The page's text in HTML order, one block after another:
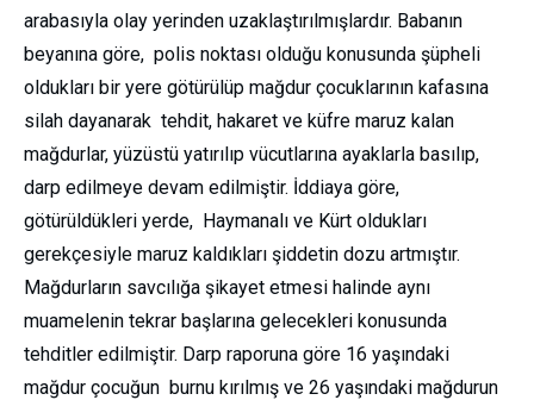
arabasıyla olay yerinden uzaklaştırılmışlardır. Babanın
beyanına göre, polis noktası olduğu konusunda şüpheli
oldukları bir yere götürülüp mağdur çocuklarının kafasına
silah dayanarak tehdit, hakaret ve küfre maruz kalan
mağdurlar, yüzüstü yatırılıp vücutlarına ayaklarla basılıp,
darp edilmeye devam edilmiştir. İddiaya göre,
götürüldükleri yerde, Haymanalı ve Kürt oldukları
gerekçesiyle maruz kaldıkları şiddetin dozu artmıştır.
Mağdurların savcılığa şikayet etmesi halinde aynı
muamelenin tekrar başlarına gelecekleri konusunda
tehditler edilmiştir. Darp raporuna göre 16 yaşındaki
mağdur çocuğun burnu kırılmış ve 26 yaşındaki mağdurun